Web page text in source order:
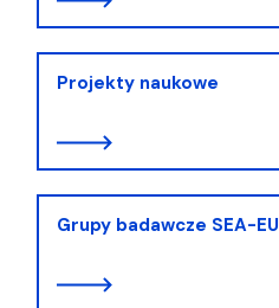
Projekty naukowe
Grupy badawcze SEA-EU